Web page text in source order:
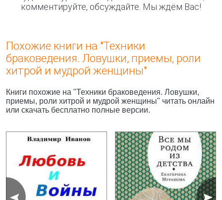
комментируйте, обсуждайте. Мы ждём Вас!
Похожие книги на "Техники
браковедения. Ловушки, приемы, роли
хитрой и мудрой женщины"
Книги похожие на "Техники браковедения. Ловушки,
приемы, роли хитрой и мудрой женщины" читать онлайн
или скачать бесплатно полные версии.